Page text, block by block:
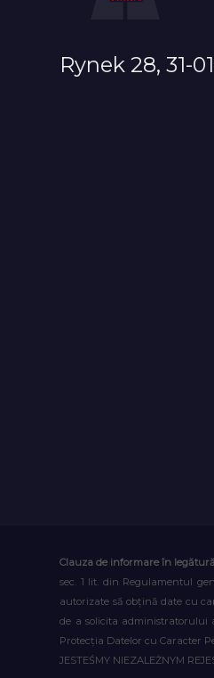
Rynek 28, 31-
Clauza de informare în
sec. 1 lit. din Regulamentul
autorizate să obțină date cu
de a solicita administratorului
Protecția Datelor cu Caracter
JESTEŚMY NIEZALEŻNYM